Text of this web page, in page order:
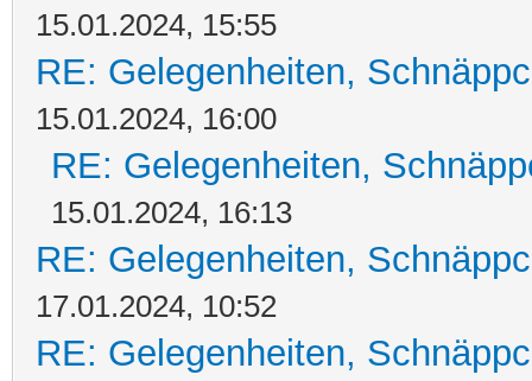
15.01.2024, 15:55
RE: Gelegenheiten,
15.01.2024, 16:00
RE: Gelegenheiten,
15.01.2024, 16:13
RE: Gelegenheiten,
17.01.2024, 10:52
RE: Gelegenheiten,